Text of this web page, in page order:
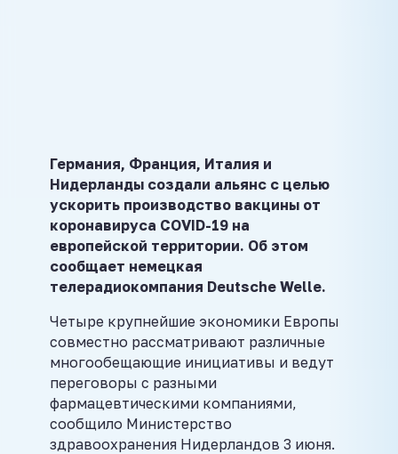
Германия, Франция, Италия и
Нидерланды создали альянс с целью
ускорить производство вакцины от
коронавируса COVID-19 на
европейской территории. Об этом
сообщает немецкая
телерадиокомпания Deutsche Welle.
Четыре крупнейшие экономики Европы
совместно рассматривают различные
многообещающие инициативы и ведут
переговоры с разными
фармацевтическими компаниями,
сообщило Министерство
здравоохранения Нидерландов 3 июня.